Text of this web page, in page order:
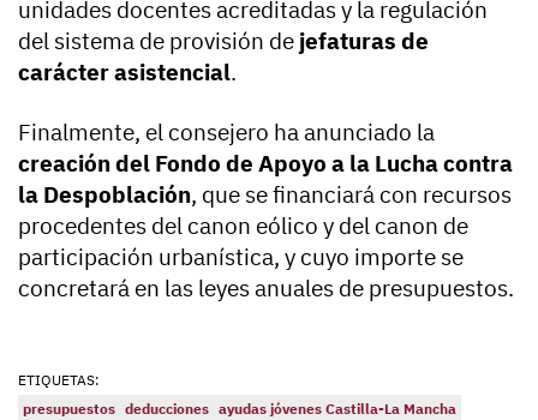
unidades docentes acreditadas y la regulación
del sistema de provisión de jefaturas de
carácter asistencial.
Finalmente, el consejero ha anunciado la
creación del Fondo de Apoyo a la Lucha contra
la Despoblación, que se financiará con recursos
procedentes del canon eólico y del canon de
participación urbanística, y cuyo importe se
concretará en las leyes anuales de presupuestos.
ETIQUETAS:
presupuestos deducciones ayudas jóvenes Castilla-La Mancha